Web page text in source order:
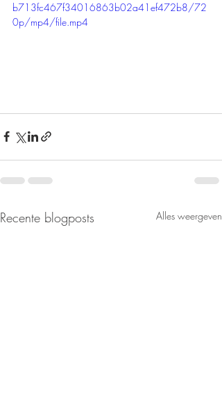
b713fc467f34016863b02a41ef472b8/72
0p/mp4/file.mp4
Recente blogposts Alles weergeven